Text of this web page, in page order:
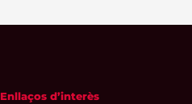
Enllaços d’interès